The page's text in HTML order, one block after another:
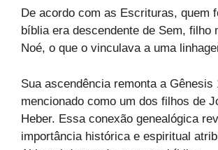
De acordo com as Escrituras, quem
bíblia era descendente de Sem, filho
Noé, o que o vinculava a uma
Sua ascendência remonta a Gênesis
mencionado como um dos filhos de
Heber. Essa conexão genealógica
importância histórica e espiritual